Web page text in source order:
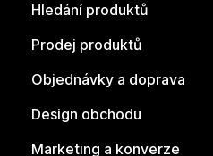
Hledání produktů
Prodej produktů
Objednávky a doprava
Design obchodu
Marketing a konverze